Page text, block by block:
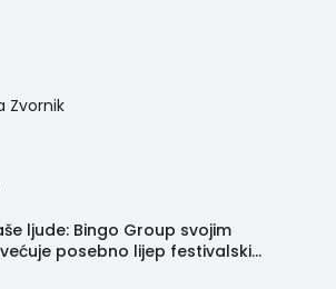
Zvornik
ljude: Bingo Group svojim
posebno lijep festivalski